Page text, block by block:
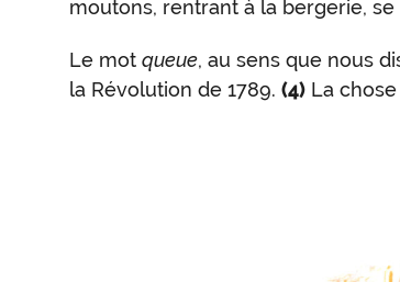
moutons, rentrant à la bergerie,
Le motqueue, au sens que nous
la Révolution de 1789.(4) La